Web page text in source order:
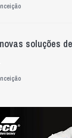
soluções